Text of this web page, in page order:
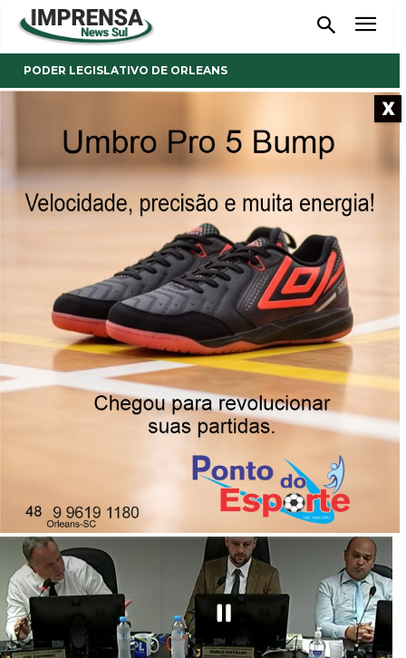
PODER LEGISLATIVO DE ORLEANS
Aprovado pelo Legislativo de
Orleans, projeto que autoriza
instalação de base de apoio
operacional da PM no
quiosque na área coberta da
X